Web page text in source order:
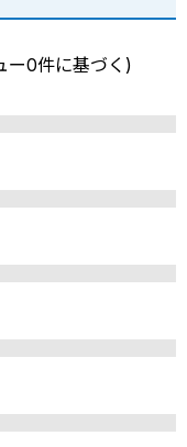
ー0件に基づく)